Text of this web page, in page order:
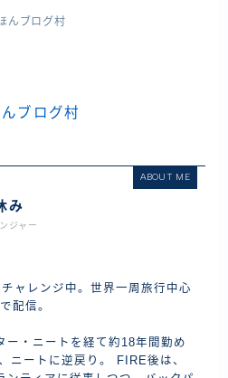
んブログ村
ブログ村
ABOUT ME
み
ジャー
ャレンジ中。世界一周旅行中心
配信。
ー・ニートを経て約18年間勤め
ニートに逆戻り。 FIRE後は、